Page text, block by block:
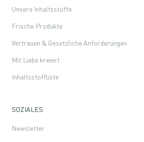
Unsere Inhaltsstoffe
Frische Produkte
Vertrauen & Gesetzliche Anforderungen
Mit Liebe kreiert
Inhaltsstoffliste
SOZIALES
Newsletter